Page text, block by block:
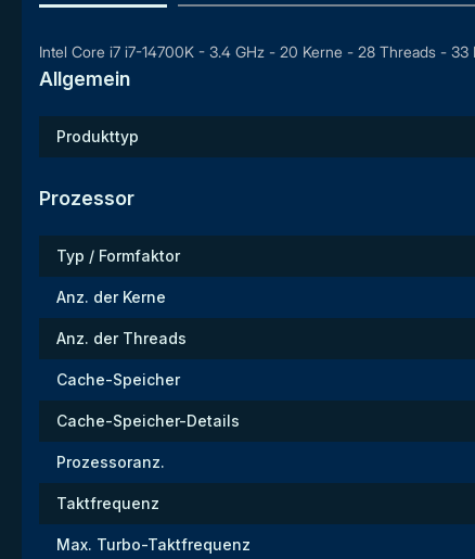
Intel Core i7 i7-14700K - 3.4 GHz - 20 Kerne - 28 Threads -
Allgemein
Produkttyp
Prozessor
Typ / Formfaktor
Anz. der Kerne
Anz. der Threads
Cache-Speicher
Cache-Speicher-Details
Prozessoranz.
Taktfrequenz
Max. Turbo-Taktfrequenz